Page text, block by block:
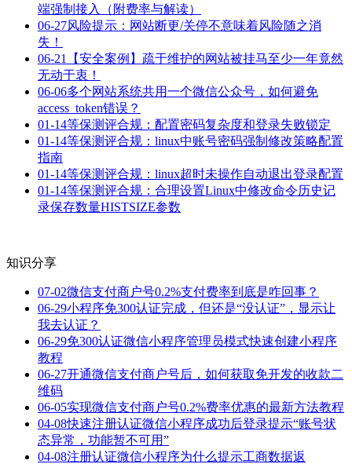
端强制接入（附费率与解读）
06-27风险提示：网站断更/关停不意味着风险随之消
失！
06-21
【安全案例】疏于维护的网站被挂马至少一年竟然
无动于衷！
06-06多个网站系统共用一个微信公众号，如何避免
access_token错误？
01-14等保测评合规：配置密码复杂度和登录失败锁定
01-14等保测评合规：linux中账号密码强制修改策略配置
指南
01-14等保测评合规：linux超时未操作自动退出登录配置
01-14等保测评合规：合理设置Linux中修改命令历史记
录保存数量HISTSIZE参数
知识分享
07-02微信支付商户号0.2%支付费率到底是咋回事？
06-29小程序免300认证完成，但还是“没认证”，显示让
我去认证？
06-29免300认证微信小程序管理员模式快速创建小程序
教程
06-27开通微信支付商户号后，如何获取免开发的收款二
维码
06-05实现微信支付商户号0.2%费率优惠的最新方法教程
04-08快速注册认证微信小程序成功后登录提示“账号状
态异常，功能暂不可用”
04-08注册认证微信小程序为什么提示工商数据返